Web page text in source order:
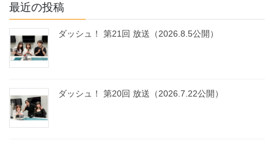
最近の投稿
ダッシュ！ 第21回 放送（2026.8.5公開）
ダッシュ！ 第20回 放送（2026.7.22公開）